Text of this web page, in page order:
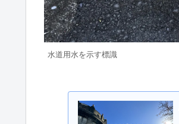
水道用水を示す標識